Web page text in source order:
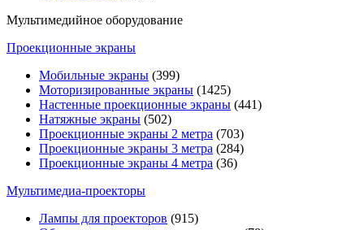
Мультимедийное оборудование
Проекционные экраны
Мобильные экраны (399)
Моторизированные экраны (1425)
Настенные проекционные экраны (441)
Натяжные экраны (502)
Проекционные экраны 2 метра (703)
Проекционные экраны 3 метра (284)
Проекционные экраны 4 метра (36)
Мультимедиa-проекторы
Лампы для проекторов (915)